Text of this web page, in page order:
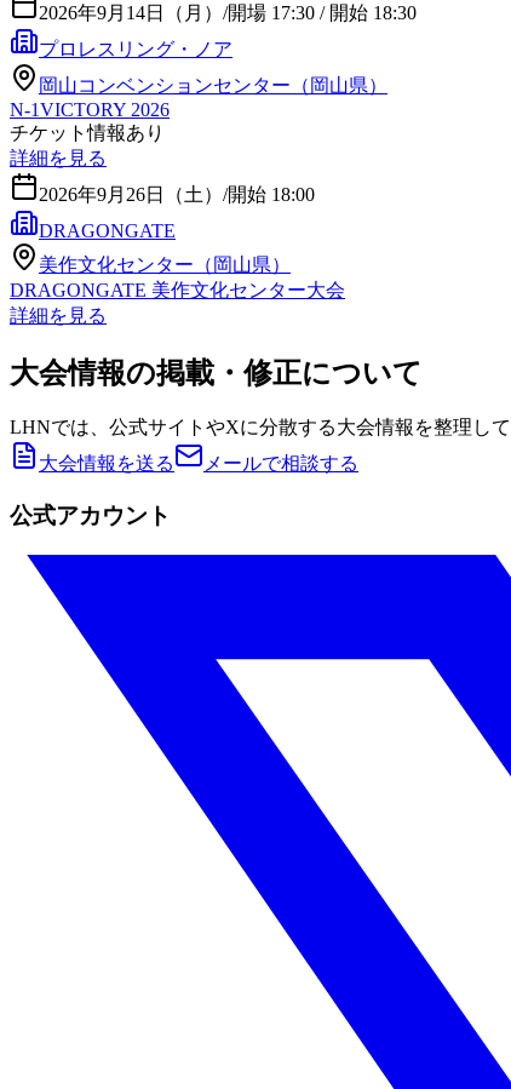
2026年9月14日（月） /開場 17:30 / 開始 18:30
プロレスリング・ノア
岡山コンベンションセンター（岡山県）
N-1VICTORY 2026
チケット情報あり
詳細を見る
2026年9月26日（土） /開始 18:00
DRAGONGATE
美作文化センター（岡山県）
DRAGONGATE 美作文化センター大会
詳細を見る
大会情報の掲載・修正について
LHNでは、公式サイトやXに分散する大会情報を整理し
大会情報を送る
メールで相談する
公式アカウント